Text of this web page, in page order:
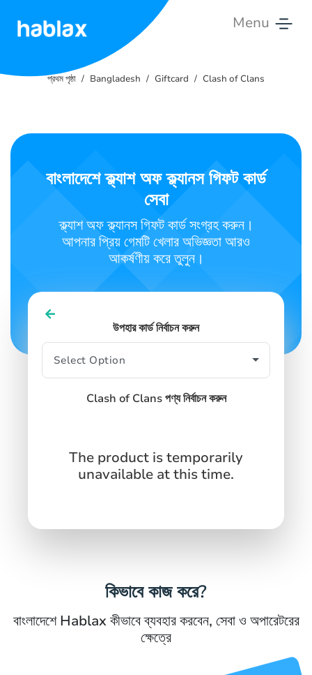
Menu
সমূহ
SIGN INSIGN UP
প্রথম পৃষ্ঠা Bangladesh Giftcard Clash of Clans
বাংলাদেশে ক্ল্যাশ অফ ক্ল্যানস গিফট কার্ড
সেবা
ক্ল্যাশ অফ ক্ল্যানস গিফট কার্ড সংগ্রহ করুন।
আপনার প্রিয় গেমটি খেলার অভিজ্ঞতা আরও
আকর্ষণীয় করে তুলুন।
উপহার কার্ড নির্বাচন করুন
Clash of Clans পণ্য নির্বাচন করুন
The product is temporarily
unavailable at this time.
কিভাবে কাজ করে?
বাংলাদেশে Hablax কীভাবে ব্যবহার করবেন, সেবা ও অপারেটরের
ক্ষেত্রে